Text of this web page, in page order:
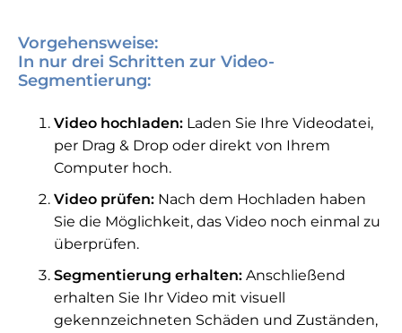
Vorgehensweise:
In nur drei Schritten zur Video-
Segmentierung:
Video hochladen: Laden Sie Ihre Videodatei,
per Drag & Drop oder direkt von Ihrem
Computer hoch.
Video prüfen: Nach dem Hochladen haben
Sie die Möglichkeit, das Video noch einmal zu
überprüfen.
Segmentierung erhalten: Anschließend
erhalten Sie Ihr Video mit visuell
gekennzeichneten Schäden und Zuständen,